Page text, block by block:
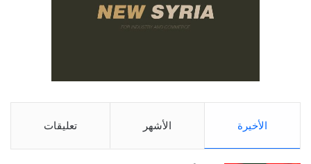
الأخيرة الأشهر تعليقات